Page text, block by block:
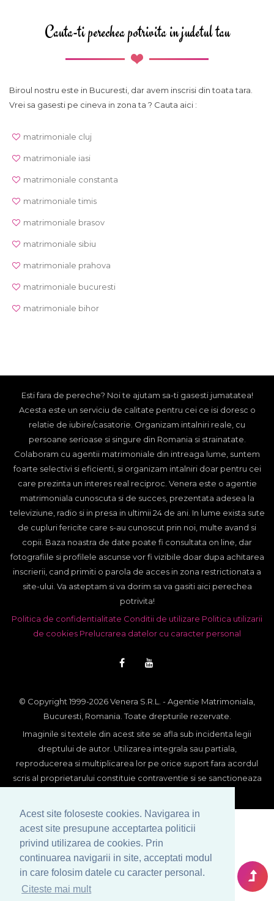
Acest site foloseste cookies. Navigarea in
acest site presupune acceptartea politicii
privind utilizarea de cookies. Prin
continuarea navigarii in site, acceptati modul
in care folosim datele cu caracter personal.
Citeste mai mult
Cauta-ti perechea potrivita in judetul tau
Biroul nostru este in Bucuresti, dar avem inscrisi din toata tara.
Vrei sa gasesti pe cineva in zona ta ? Cauta aici :
matrimoniale cluj
matrimoniale iasi
matrimoniale constanta
matrimoniale timis
matrimoniale brasov
matrimoniale sibiu
matrimoniale prahova
matrimoniale bucuresti
matrimoniale bihor
Esti fara de pereche? Noi te ajutam sa-ti gasesti jumatatea!
Acesta este un serviciu de calitate pentru cei ce isi doresc o
relatie de iubire/casatorie. Organizam intalniri reale, cu
persoane serioase si singure din Romania si strainatate.
Colaboram cu agentii matrimoniale din intreaga lume, suntem
foarte selectivi si eficienti, si organizam intalniri doar pentru cei
care prezinta un interes real reciproc. Venera este o agentie
matrimoniala cunoscuta si de succes, prezentata adesea la
televiziune, radio si in presa in ultimii 24 de ani. In lume exista sute
de cupluri fericite care s-au cunoscut prin noi, multe avand si
copii. Baza noastra de date poate fi consultata on line, dar
fotografiile si profilele ascunse vor fi vizibile doar dupa achitarea
inscrierii, cand primiti o parola de acces in zona restrictionata a
site-ului. Va asteptam si va dorim sa va gasiti aici perechea
potrivita!
Politica de confidentialitate Conditii de utilizare Politica utilizarii
de cookies Prelucrarea datelor cu caracter personal
© Copyright 1999-2026 Venera S.R.L. - Agentie Matrimoniala,
Bucuresti, Romania. Toate drepturile rezervate.
Imaginile si textele din acest site se afla sub incidenta legii
dreptului de autor. Utilizarea integrala sau partiala,
reproducerea si multiplicarea lor pe orice suport fara acordul
scris al proprietarului constituie contraventie si se sanctioneaza